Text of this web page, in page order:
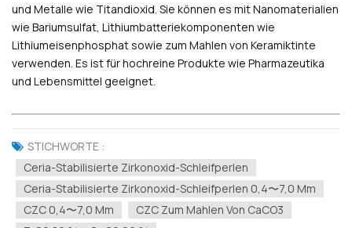
und Metalle wie Titandioxid. Sie können es mit Nanomaterialien
wie Bariumsulfat, Lithiumbatteriekomponenten wie
Lithiumeisenphosphat sowie zum Mahlen von Keramiktinte
verwenden. Es ist für hochreine Produkte wie Pharmazeutika
und Lebensmittel geeignet.
STICHWORTE :
Ceria-Stabilisierte Zirkonoxid-Schleifperlen
Ceria-Stabilisierte Zirkonoxid-Schleifperlen 0,4〜7,0 Mm
CZC 0,4〜7,0 Mm
CZC Zum Mahlen Von CaCO3